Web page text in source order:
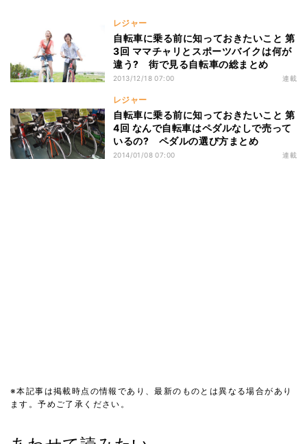
レジャー
自転車に乗る前に知っておきたいこと 第
3回 ママチャリとスポーツバイクは何が
違う? 街で見る自転車の総まとめ
2013/12/18 07:00 連載
レジャー
自転車に乗る前に知っておきたいこと 第
4回 なんで自転車はペダルなしで売って
いるの? ペダルの選び方まとめ
2014/01/08 07:00 連載
※本記事は掲載時点の情報であり、最新のものとは異なる場合があり
ます。予めご了承ください。